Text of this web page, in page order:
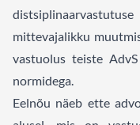
mittevajalikku
vastuolus teiste
normidega.
Eelnõu näeb ette